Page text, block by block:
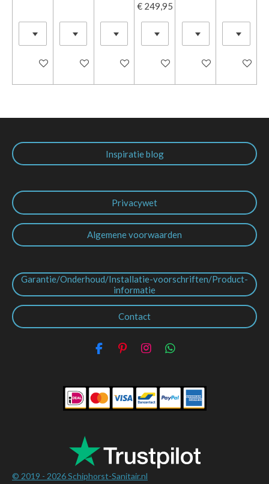
In winkelwagenIn winkelwagenIn winkelwagen
€ 249,95
In winkelwagenIn winkelwagen
In
Inspiratie blog
Privacywet
Algemene voorwaarden
Garantie/Onderhoud/Installatie-voorschriften/Product-
informatie
Contact
F
e
b
o
P
t
e
r
I
t
a
g
W
t
s
A
© 2019 - 2026Schiphorst-Sanitair.nl